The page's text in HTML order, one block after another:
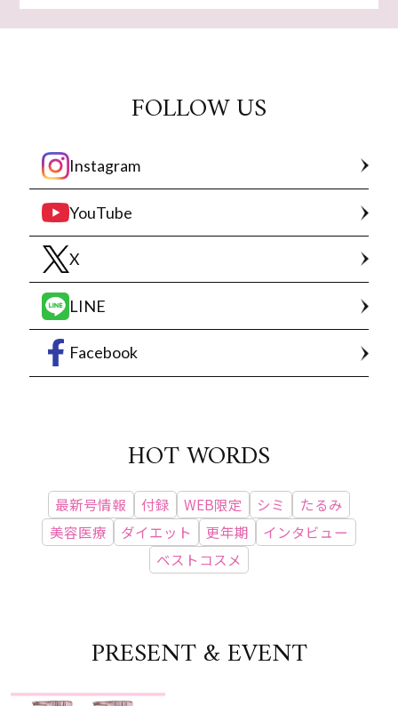
FOLLOW US
Instagram
YouTube
X
LINE
Facebook
HOT WORDS
最新号情報 付録 WEB限定 シミ
たるみ
美容医療
ダイエット 更年期
インタビュー
ベストコスメ
PRESENT & EVENT